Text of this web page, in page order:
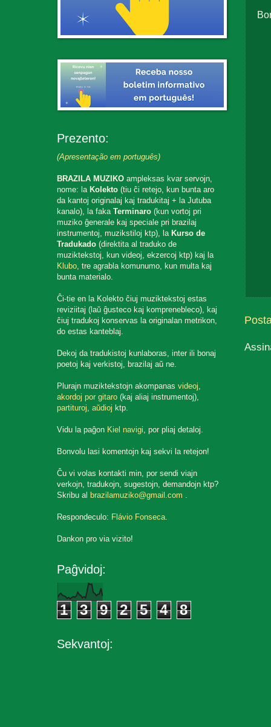
Prezento:
(Apresentação em português)
BRAZILA MUZIKO ampleksas kvar servojn,
nome: la Kolekto (tiu ĉi retejo, kun bunta aro
da kantoj originalaj kaj tradukitaj + la Jutuba
kanalo), la fakaTerminaro (kun vortoj pri
muziko ĝenerale kaj speciale pri brazilaj
instrumentoj, muzikstiloj ktp), la Kurso de
Tradukado (direktita al traduko de
muziktekstoj, kun videoj, ekzercoj ktp) kaj la
Klubo, tre agrabla komunumo, kun multa kaj
bunta materialo.
Ĉi-tie en la Kolekto ĉiuj muziktekstoj estas
reviziitaj (laŭ ĝusteco kaj komprenebleco), kaj
ĉiuj tradukoj konservas la originalan metrikon,
do estas kanteblaj.
Dekoj da tradukistoj kunlaboras, inter ili bonaj
poetoj kaj verkistoj, brazilaj aŭ ne.
Plurajn muziktekstojn akompanasvideoj,
akordoj por gitaro (kaj aliaj instrumentoj),
partituroj,aŭdioj ktp.
Vidu la paĝon Kiel navigi, por pliaj detaloj.
Bonvolu lasi komentojn kaj sekvi la retejon!
Ĉu vi volas kontakti min, por sendi viajn
verkojn, tradukojn, sugestojn, demandojn ktp?
Skribu al brazilamuziko@gmail.com .
Respondeculo: Flávio Fonseca.
Dankon pro via vizito!
Paĝvidoj:
1 3 9 2 5 4 8
Sekvantoj: